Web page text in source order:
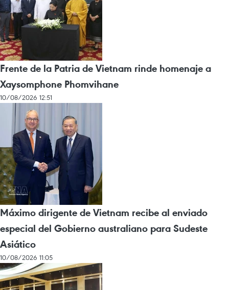
Frente de la Patria de Vietnam rinde homenaje a
Xaysomphone Phomvihane
10/08/2026 12:51
Máximo dirigente de Vietnam recibe al enviado
especial del Gobierno australiano para Sudeste
Asiático
10/08/2026 11:05